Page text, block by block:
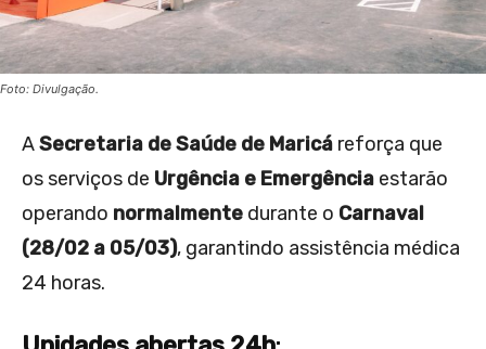
Foto: Divulgação.
ASecretaria de Saúde de Maricá reforça que
os serviços de Urgência e Emergência estarão
operando normalmente durante o Carnaval
(28/02 a 05/03), garantindo assistência médica
24 horas.